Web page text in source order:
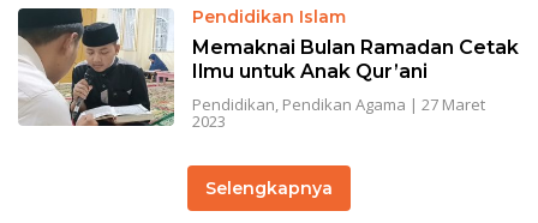
Pendidikan Islam
Memaknai Bulan Ramadan Cetak
Ilmu untuk Anak Qur’ani
Pendidikan, Pendikan Agama | 27 Maret
2023
Selengkapnya